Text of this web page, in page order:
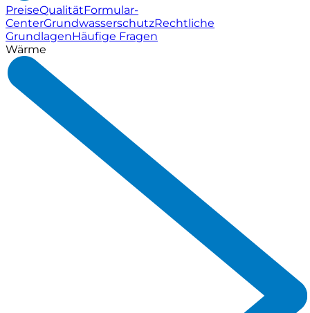
PreiseQualitätFormular-
CenterGrundwasserschutzRechtliche
GrundlagenHäufige Fragen
Wärme